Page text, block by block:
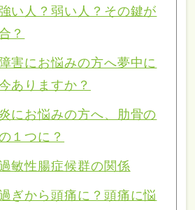
い人？弱い人？その鍵が
？
害にお悩みの方へ夢中に
ありますか？
にお悩みの方へ、肋骨の
１つに？
敏性腸症候群の関係
ぎから頭痛に？頭痛に悩